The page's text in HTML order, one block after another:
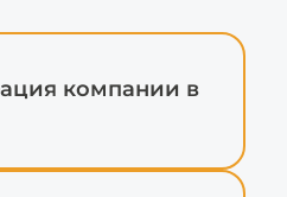
компании в